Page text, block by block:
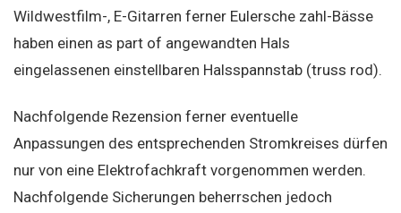
Wildwestfilm-, E-Gitarren ferner Eulersche zahl-Bässe
haben einen as part of angewandten Hals
eingelassenen einstellbaren Halsspannstab (truss rod).
Nachfolgende Rezension ferner eventuelle
Anpassungen des entsprechenden Stromkreises dürfen
nur von eine Elektrofachkraft vorgenommen werden.
Nachfolgende Sicherungen beherrschen jedoch